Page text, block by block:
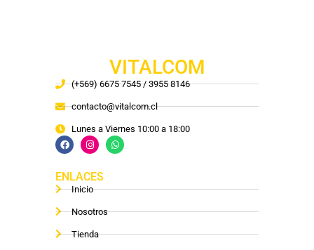
VITALCOM
(+569) 6675 7545 / 3955 8146
contacto@vitalcom.cl
Lunes a Viernes 10:00 a 18:00
ENLACES
Inicio
Nosotros
Tienda